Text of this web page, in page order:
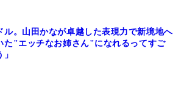
ル。山田かなが卓越した表現力で新境地へ
た"エッチなお姉さん"になれるってすご